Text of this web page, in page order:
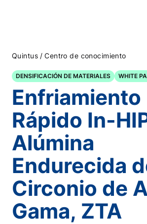
Quintus / Centro de conocimiento
DENSIFICACIÓN DE MATERIALES WHITE
Enfriamiento
Rápido In-
Alúmina
Endurecida
Circonio de
Gama, ZTA